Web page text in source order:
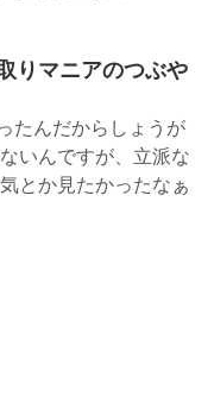
りマニアのつぶや
たんだからしょうが
いんですが、立派な
とか見たかったなぁ